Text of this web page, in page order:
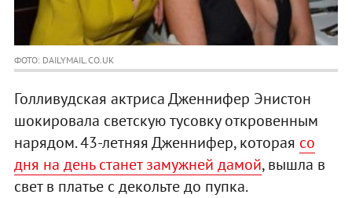
ФОТО: DAILYMAIL.CO.UK
Голливудская актриса Дженнифер Энистон
шокировала светскую тусовку откровенным
нарядом. 43-летняя Дженнифер, которая со
дня на день станет замужней дамой, вышла в
свет в платье с декольте до пупка.